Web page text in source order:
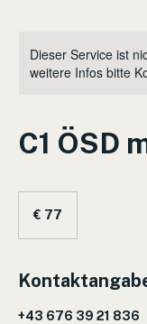
Dieser Service ist
weitere Infos bitte
C1 ÖSD
€ 77
+43 676 39 21 836